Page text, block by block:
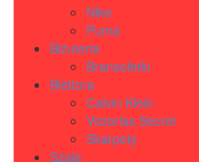
Nike
Puma
Biżuteria
Bransoletki
Bielizna
Calvin Klein
Victorias Secret
Skarpety
Szale